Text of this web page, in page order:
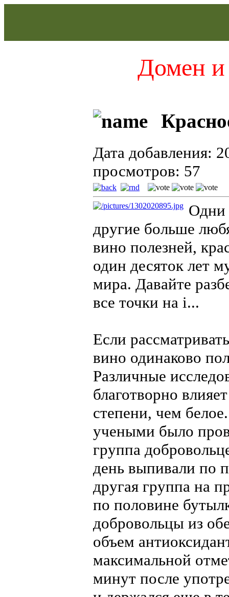
Домен и
Дата добавления:
просмотров: 57
Одни
другие больше
вино полезней,
один десяток лет
мира. Давайте
все точки на i...
Если
вино одинаково
Различные
благотворно
степени, чем
учеными было
группа
день выпивали по
другая группа на
по половине
добровольцы из
объем
максимальной
минут после